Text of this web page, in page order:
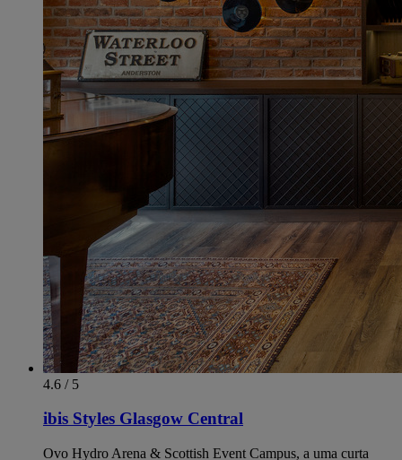
4.6 / 5
ibis Styles Glasgow Central
Ovo Hydro Arena & Scottish Event Campus, a uma curta